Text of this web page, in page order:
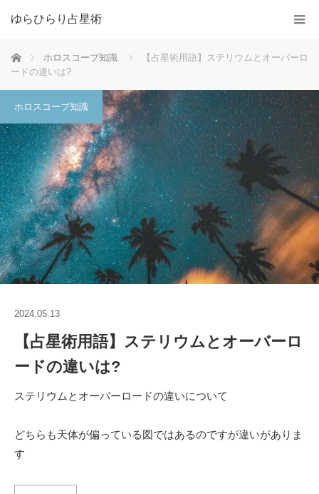
ゆらひらり占星術
ホーム ホロスコープ知識
【占星術用語】ステリウムとオーバーロ
ードの違いは?
ホロスコープ知識
2024.05.13
【占星術用語】ステリウムとオーバーロ
ードの違いは?
ステリウムとオーバーロードの違いについて
どちらも天体が偏っている図ではあるのですが違いがありま
す